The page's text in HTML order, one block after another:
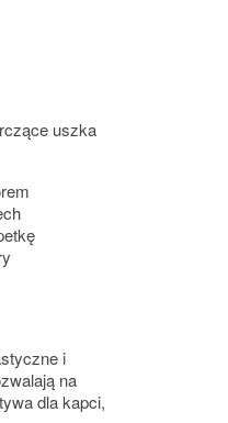
uszka
i
na
dla kapci,